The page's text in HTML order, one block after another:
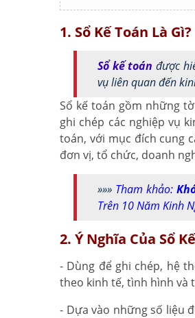
1. Sổ Kế Toán Là Gì?
Sổ kế toán được
vụ liên quan đến
Sổ kế toán gồm những
ghi chép các nghiệp vụ
toán, với mục đích cung
đơn vị, tổ chức, doanh
»»» Tham khảo:
Trên 10 Năm Kinh
2. Ý Nghĩa Của Sổ
- Dùng để ghi chép, hệ
theo kinh tế, tình hình và
- Dựa vào những số liệu